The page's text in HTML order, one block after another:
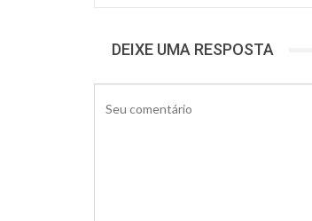
DEIXE UMA RESPOSTA